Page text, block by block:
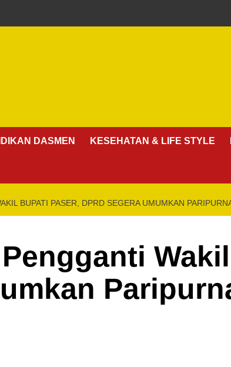
DASMEN KESEHATAN & LIFE STYLE
BUPATI PASER, DPRD SEGERA UMUMKAN